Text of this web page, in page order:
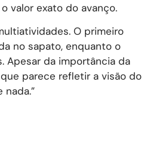
valor exato do avanço.
O primeiro
no sapato, enquanto o
Apesar da importância da
parece refletir a visão do